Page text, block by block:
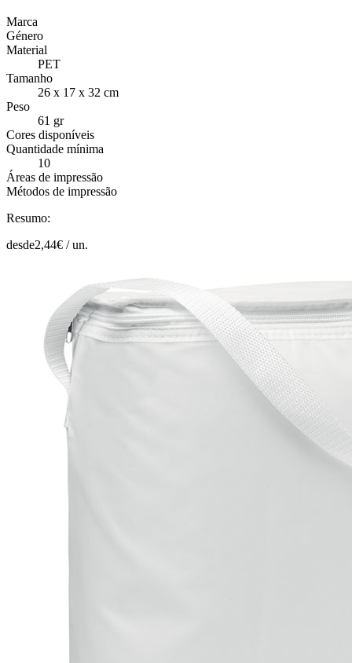
Marca
Género
Material
PET
Tamanho
26 x 17 x 32 cm
Peso
61 gr
Cores disponíveis
Quantidade mínima
10
Áreas de impressão
Métodos de impressão
Resumo:
desde2,44€ /un.